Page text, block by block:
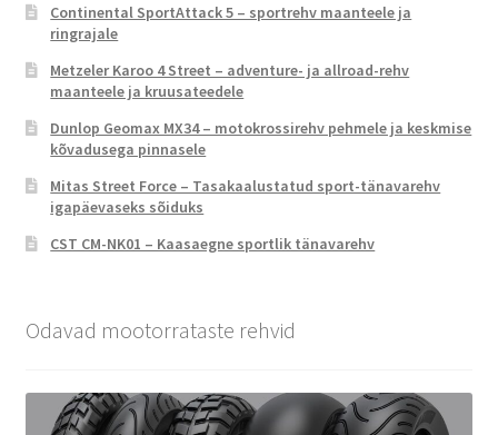
Continental SportAttack 5 – sportrehv maanteele ja
ringrajale
Metzeler Karoo 4 Street – adventure- ja allroad-rehv
maanteele ja kruusateedele
Dunlop Geomax MX34 – motokrossirehv pehmele ja keskmise
kõvadusega pinnasele
Mitas Street Force – Tasakaalustatud sport-tänavarehv
igapäevaseks sõiduks
CST CM-NK01 – Kaasaegne sportlik tänavarehv
Odavad mootorrataste rehvid